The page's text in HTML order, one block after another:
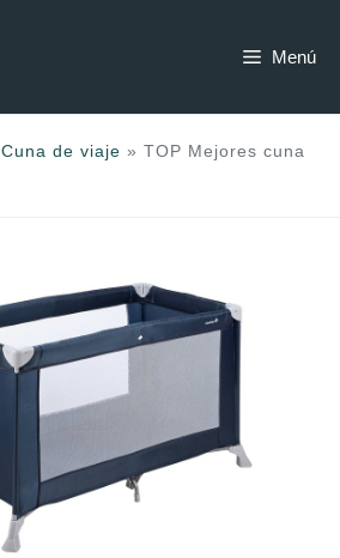
Menú
Cuna de viaje » TOP Mejores cuna